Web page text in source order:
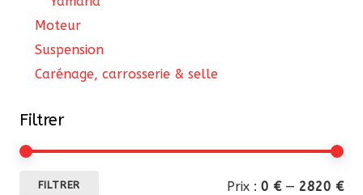
Moteur
Suspension
Carénage, carrosserie & selle
Filtrer
FILTRER Prix : 0 €— 2820 €